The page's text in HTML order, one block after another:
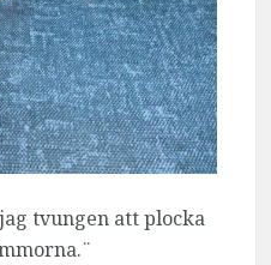
tvungen att plocka